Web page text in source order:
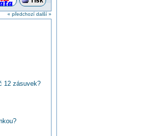
« předchozí další »
12 zásuvek?